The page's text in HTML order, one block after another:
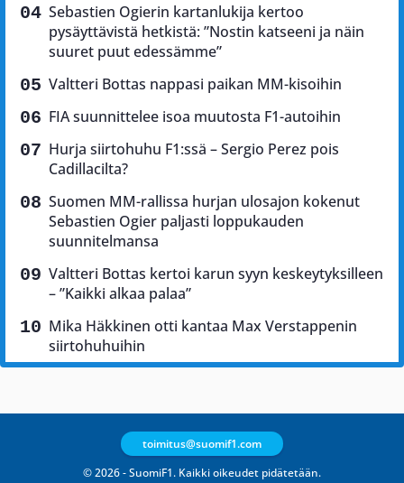
Sebastien Ogierin kartanlukija kertoo
pysäyttävistä hetkistä: ”Nostin katseeni ja näin
suuret puut edessämme”
Valtteri Bottas nappasi paikan MM-kisoihin
FIA suunnittelee isoa muutosta F1-autoihin
Hurja siirtohuhu F1:ssä – Sergio Perez pois
Cadillacilta?
Suomen MM-rallissa hurjan ulosajon kokenut
Sebastien Ogier paljasti loppukauden
suunnitelmansa
Valtteri Bottas kertoi karun syyn keskeytyksilleen
– ”Kaikki alkaa palaa”
Mika Häkkinen otti kantaa Max Verstappenin
siirtohuhuihin
© 2026 - SuomiF1. Kaikki oikeudet pidätetään.
toimitus@suomif1.com